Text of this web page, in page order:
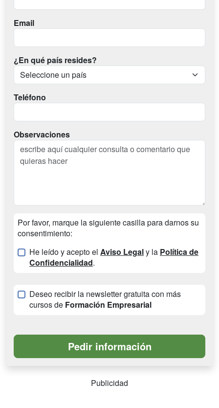
Email
¿En qué país resides?
Teléfono
Observaciones
Por favor, marque la siguiente casilla para darnos su
consentimiento:
He leído y acepto el Aviso Legaly la Política de
Confidencialidad.
Deseo recibir la newsletter gratuita con más
cursos de Formación Empresarial
Publicidad